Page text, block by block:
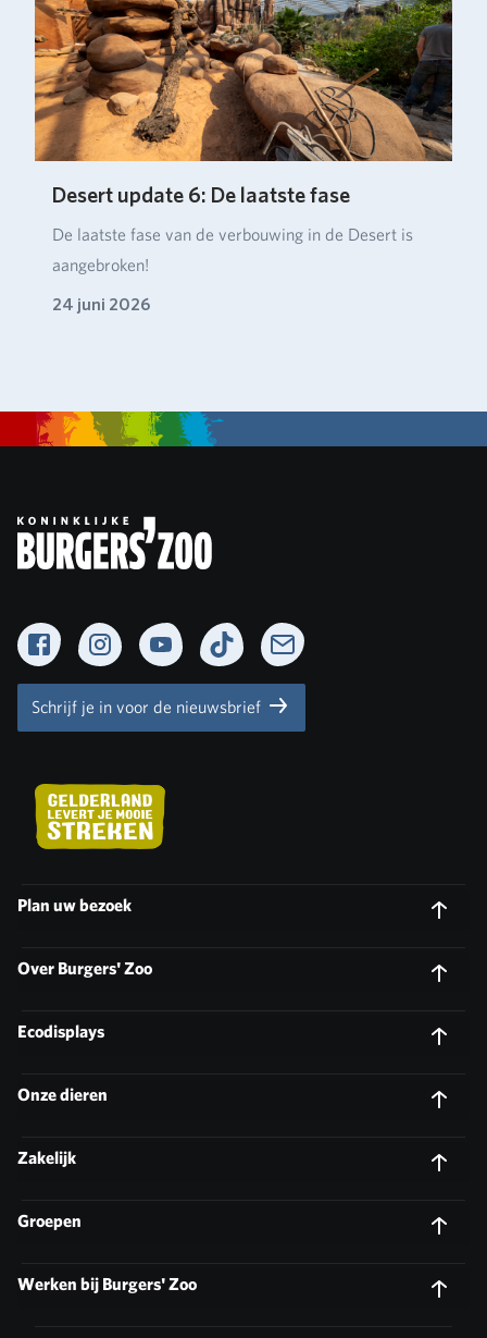
Desert update 6: De laatste fase
De laatste fase van de verbouwing in de Desert is
aangebroken!
24 juni 2026
FacebookInstagramYouTubeTikTok Newsletter
Schrijf je in voor de nieuwsbrief
Plan uw bezoek
Over Burgers' Zoo
Ecodisplays
Onze dieren
Zakelijk
Groepen
Werken bij Burgers' Zoo